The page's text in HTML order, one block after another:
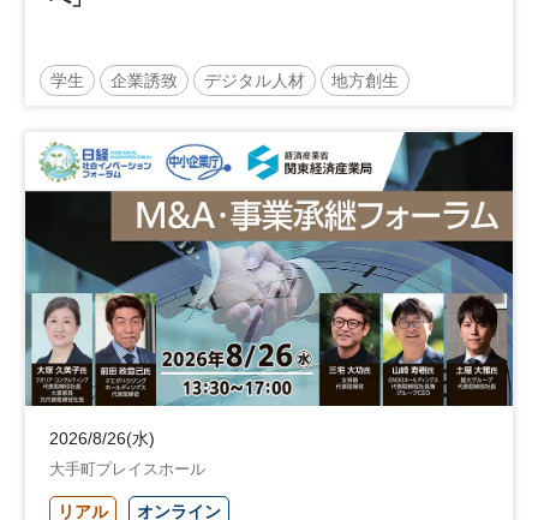
学生 企業誘致 デジタル人材 地方創生
地域活性化 自治体
2026/8/26(水)
大手町プレイスホール
リアル オンライン